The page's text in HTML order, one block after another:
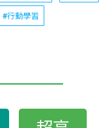
#行動學習